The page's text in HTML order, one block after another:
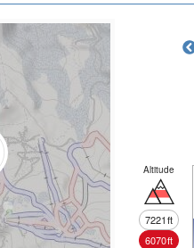
Altitude
7221ft
6070ft